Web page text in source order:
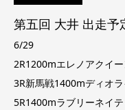
第五回 大井 出走予
6/29
2R1200mエレノアクイ
3R新馬戦1400mディオ
5R1400mラブリーネイ